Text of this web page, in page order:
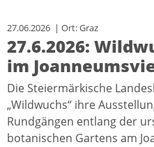
27.06.2026 | Ort: Graz
27.6.2026:
im
Die Steiermärkische
„Wildwuchs“ ihre
Rundgängen entlang der
botanischen Gartens am